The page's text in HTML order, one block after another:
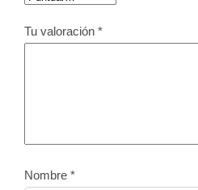
Tu valoración *
Nombre *